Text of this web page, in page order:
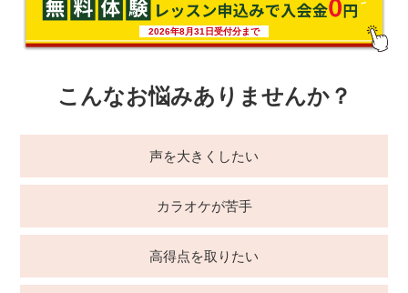
2026年8月31日受付分まで
こんなお悩みありませんか？
声を大きくしたい
カラオケが苦手
高得点を取りたい